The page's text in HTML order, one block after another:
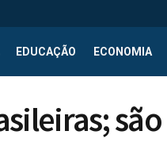
EDUCAÇÃO ECONOMIA
são